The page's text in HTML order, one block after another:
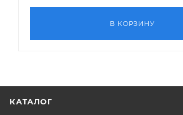
В КОРЗИНУ
КАТАЛОГ